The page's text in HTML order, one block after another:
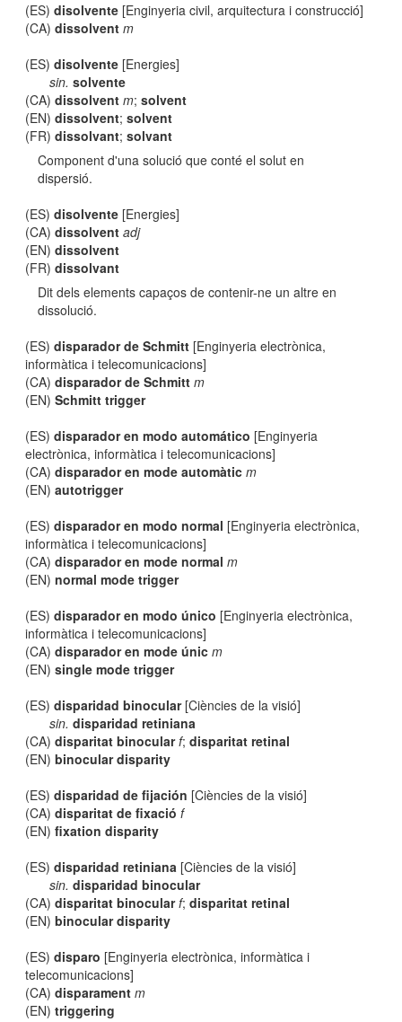
(ES)disolvente [Enginyeria civil, arquitectura i construcció]
(CA)dissolvent m
(ES)disolvente [Energies]
sin. solvente
(CA)dissolvent m;solvent
(EN)dissolvent;solvent
(FR)dissolvant;solvant
Component d'una solució que conté el solut en
dispersió.
(ES)disolvente [Energies]
(CA)dissolvent adj
(EN)dissolvent
(FR)dissolvant
Dit dels elements capaços de contenir-ne un altre en
dissolució.
(ES)disparador de Schmitt [Enginyeria electrònica,
informàtica i telecomunicacions]
(CA)disparador de Schmitt m
(EN)Schmitt trigger
(ES)disparador en modo automático [Enginyeria
electrònica, informàtica i telecomunicacions]
(CA)disparador en mode automàtic m
(EN)autotrigger
(ES)disparador en modo normal [Enginyeria electrònica,
informàtica i telecomunicacions]
(CA)disparador en mode normal m
(EN)normal mode trigger
(ES)disparador en modo único [Enginyeria electrònica,
informàtica i telecomunicacions]
(CA)disparador en mode únic m
(EN)single mode trigger
(ES)disparidad binocular[Ciències de la visió]
sin. disparidad retiniana
(CA)disparitat binocular f;disparitat retinal
(EN)binocular disparity
(ES)disparidad de fijación [Ciències de la visió]
(CA)disparitat de fixació f
(EN)fixation disparity
(ES)disparidad retiniana [Ciències de la visió]
sin. disparidad binocular
(CA)disparitat binocular f;disparitat retinal
(EN)binocular disparity
(ES)disparo [Enginyeria electrònica, informàtica i
telecomunicacions]
(CA)disparament m
(EN)triggering